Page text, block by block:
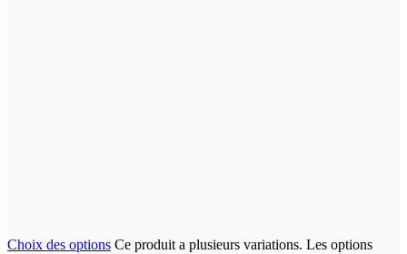
Choix des options Ce produit a plusieurs variations. Les options